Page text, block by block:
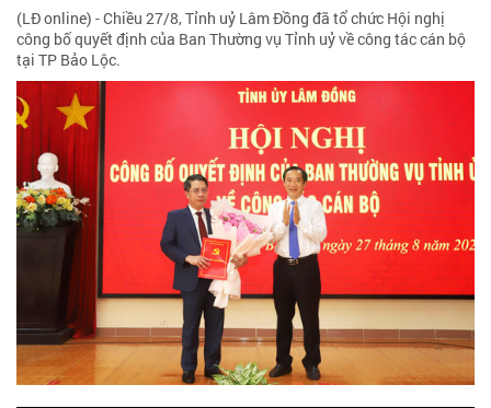
(LĐ online) - Chiều 27/8, Tỉnh uỷ Lâm Đồng đã tổ chức Hội nghị
công bố quyết định của Ban Thường vụ Tỉnh uỷ về công tác cán bộ
tại TP Bảo Lộc.